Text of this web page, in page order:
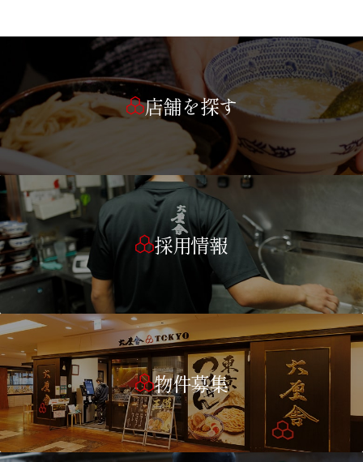
店舗を探す
採用情報
物件募集